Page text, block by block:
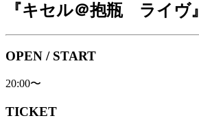
『キセル＠抱瓶 ライヴ』
OPEN / START
20:00〜
TICKET